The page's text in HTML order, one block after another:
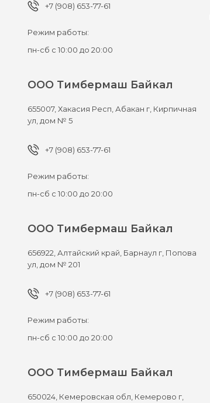
+7 (908) 653-77-61
Режим работы:
пн-сб с 10:00 до 20:00
ООО Тимбермаш Байкал
655007,Хакасия Респ, Абакан г, Кирпичная
ул, дом № 5
+7 (908) 653-77-61
Режим работы:
пн-сб с 10:00 до 20:00
ООО Тимбермаш Байкал
656922,Алтайский край, Барнаул г, Попова
ул, дом № 201
+7 (908) 653-77-61
Режим работы:
пн-сб с 10:00 до 20:00
ООО Тимбермаш Байкал
650024, Кемеровская обл, Кемерово г,